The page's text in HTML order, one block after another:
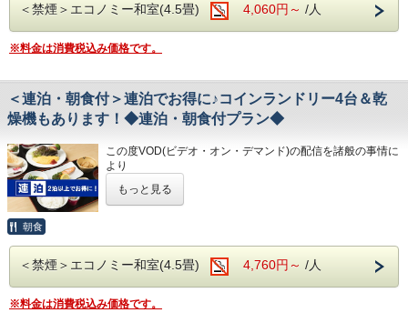
◇その他サービス◇
・全館無料Wi-Fi対応
・コインランドリー、乾燥機設置
・VOD(ビデオオンデマンド)設置(500円/泊)
・24時間フロント対応
・JR高知駅…徒歩5分
・高知IC…車で約10分
・高知龍馬空港…車で約25分
◇周辺観光◇
・繁華街…徒歩約15分/はりまや橋…徒歩約10分
・お遍路(四国八十八ヶ所)
第30番札所 善楽寺…車で約15分
第31番札所 竹林寺…車で約20分
第33番札所 雪蹊寺…車で約20分
チェックインの際にメニューをご確認いただき
どちらもバランスの良い定食スタイルの朝食です！
お米は高知のブランド米を使用しており、なんとお替り自由
◇お風呂◇
広々とした大浴場は一日の疲れが癒やされると好評です!
旅の疲れを癒して下さい。男湯にはサウナも完備♪
営業時間
・男女大浴場/15:00～25:00/6:00～9:00
・男性用サウナ/15:00～24:00
◇駐車場◇
(700円/泊 ※車輌の大きさによって料金が異なります)
※大型車をご利用の場合は必ずご連絡ください
※駐車場は先着順になります
※満車の場合はホテル近くのコインパーキングをご案内いた
します
2泊以上でお得な連泊プランです♪
☆こちらは食事なしの素泊りプランとなります☆
☆港屋自慢のサービス・ベッド・大浴場でおくつろぎくださ
★☆ひと目で分かる！ホテル港屋の５つの特徴☆★
①心のこもったアットホームなお客さま対応
②JR高知駅から徒歩5分の好立地!
④広々とした男女大浴場!深夜は1時まで朝は6時00分から入
浴可能
男湯にはサウナも!
⑤ホテルに隣接した平置き駐車場!大型車やバスも駐車可能
広々とした大浴場は一日の疲れが癒やされると好評です!
旅の疲れを癒して下さい。男湯にはサウナも完備♪
＜禁煙＞エコノミー和室(4.5畳) 4,060円～ /人
※料金は消費税込み価格です。
＜連泊・朝食付＞連泊でお得に♪コインランドリー4台＆乾
燥機もあります！◆連泊・朝食付プラン◆
この度VOD(ビデオ・オン・デマンド)の配信を諸般の事情に
より
りました。
今までご愛顧いただき、誠にありがとうございました。
★こちらは朝食付きのプランとなります★
もっと見る
朝食
＜禁煙＞エコノミー和室(4.5畳) 4,760円～ /人
※料金は消費税込み価格です。